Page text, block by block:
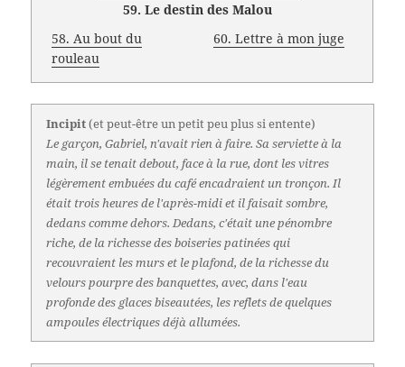
59. Le destin des Malou
58. Au bout du
rouleau
60. Lettre à mon juge
Incipit(et peut-être un petit peu plus si entente)
Le garçon, Gabriel, n'avait rien à faire. Sa serviette à la
main, il se tenait debout, face à la rue, dont les vitres
légèrement embuées du café encadraient un tronçon. Il
était trois heures de l'après-midi et il faisait sombre,
dedans comme dehors. Dedans, c'était une pénombre
riche, de la richesse des boiseries patinées qui
recouvraient les murs et le plafond, de la richesse du
velours pourpre des banquettes, avec, dans l'eau
profonde des glaces biseautées, les reflets de quelques
ampoules électriques déjà allumées.